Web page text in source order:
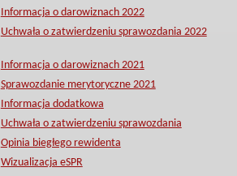
Informacja o darowiznach 2022
Uchwała o zatwierdzeniu sprawozdania 2022
Informacja o darowiznach 2021
Sprawozdanie merytoryczne 2021
Informacja dodatkowa
Uchwała o zatwierdzeniu sprawozdania
Opinia biegłego rewidenta
Wizualizacja eSPR